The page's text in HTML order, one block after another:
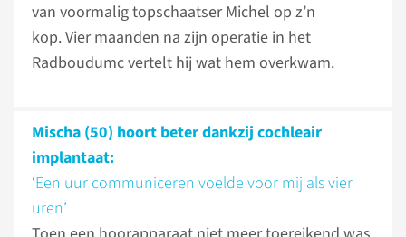
van voormalig topschaatser Michel op z’n
kop. Vier maanden na zijn operatie in het
Radboudumc vertelt hij wat hem overkwam.
Mischa (50) hoort beter dankzij cochleair
implantaat:
‘Een uur communiceren voelde voor mij als vier
uren’